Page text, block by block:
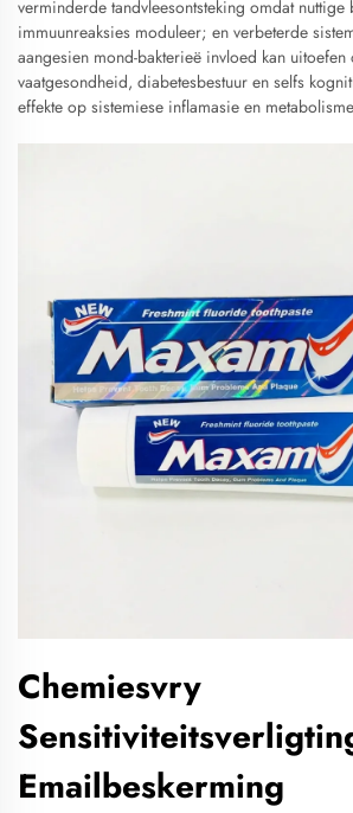
verminderde tandvleesontsteking omdat nuttige
immuunreaksies moduleer; en verbeterde
aangesien mond-bakterieë invloed kan uitoefen
vaatgesondheid, diabetesbestuur en selfs
effekte op sistemiese inflamasie en
Chemiesvry
Emailbeskerming